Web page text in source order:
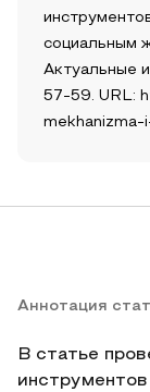
социальным
Актуальные
57-59. URL:
Аннотация
В статье